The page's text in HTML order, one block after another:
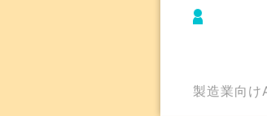
製造業向け